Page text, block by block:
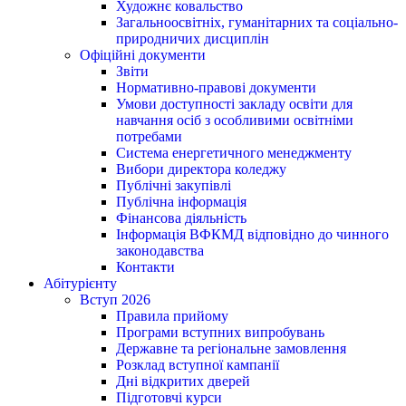
Художнє ковальство
Загальноосвітніх, гуманітарних та соціально-
природничих дисциплін
Офіційні документи
Звіти
Нормативно-правові документи
Умови доступності закладу освіти для
навчання осіб з особливими освітніми
потребами
Система енергетичного менеджменту
Вибори директора коледжу
Публічні закупівлі
Публічна інформація
Фінансова діяльність
Інформація ВФКМД відповідно до чинного
законодавства
Контакти
Абітурієнту
Вступ 2026
Правила прийому
Програми вступних випробувань
Державне та регіональне замовлення
Розклад вступної кампанії
Дні відкритих дверей
Підготовчі курси